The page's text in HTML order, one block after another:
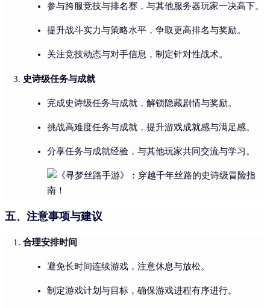
参与跨服竞技与排名赛，与其他服务器玩家一决高下。
提升战斗实力与策略水平，争取更高排名与奖励。
关注竞技动态与对手信息，制定针对性战术。
史诗级任务与成就
完成史诗级任务与成就，解锁隐藏剧情与奖励。
挑战高难度任务与成就，提升游戏成就感与满足感。
分享任务与成就经验，与其他玩家共同交流与学习。
五、注意事项与建议
合理安排时间
避免长时间连续游戏，注意休息与放松。
制定游戏计划与目标，确保游戏进程有序进行。